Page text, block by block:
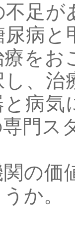
不足が
病と
療をお
し、
病気
門ス
の価
か。